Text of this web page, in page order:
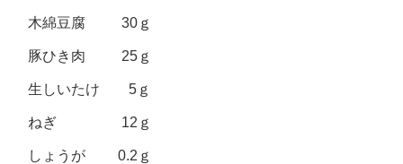
木綿豆腐 30ｇ
豚ひき肉 25ｇ
生しいたけ 5ｇ
ねぎ 12ｇ
しょうが 0.2ｇ